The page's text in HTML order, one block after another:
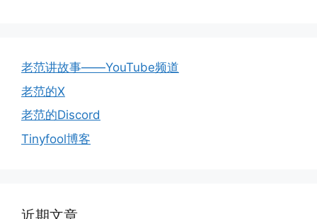
老范讲故事——YouTube频道
老范的X
老范的Discord
Tinyfool博客
近期文章